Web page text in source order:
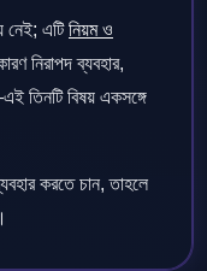
নেই; এটিনিয়ম ও
নিরাপদ ব্যবহার,
তিনটি বিষয় একসঙ্গে
করতে চান, তাহলে